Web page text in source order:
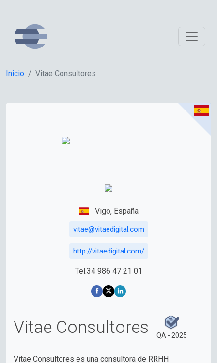
Inicio Vitae Consultores
Vigo, España
vitae@vitaedigital.com
http://vitaedigital.com/
Tel.34 986 47 21 01
Vitae Consultores QA - 2025
Vitae Consultores es una consultora de RRHH